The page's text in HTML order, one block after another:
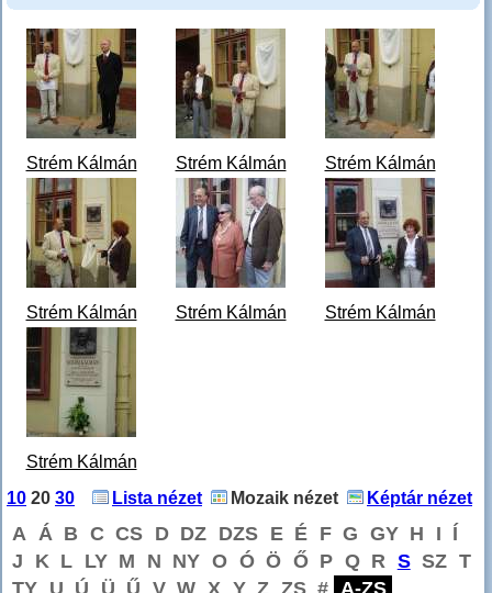
Strém Kálmán
emléktábla 1.jpg
Strém Kálmán
emléktáblájának
felavatása 2007.
május...
Strém Kálmán
emléktábla 2.jpg
Strém Kálmán
emléktáblájának
felavatása 2007.
május...
Strém Kálmán
emléktábla 3.jpg
Strém Kálmán
emléktáblájának
felavatása 2007.
május...
Strém Kálmán
emléktábla 4.jpg
Strém Kálmán
emléktáblájának
felavatása 2007.
május...
Strém Kálmán
Strém Kálmán
Strém Kálmán
emléktábla 7.jpg
emléktáblájának
felavatása 2007.
10 20 30 Lista nézet Mozaik nézet Képtár nézet
A Á B C CS D DZ DZS E É F G GY H I Í
J
K L LY M N NY O Ó Ö Ő P Q R S SZ T